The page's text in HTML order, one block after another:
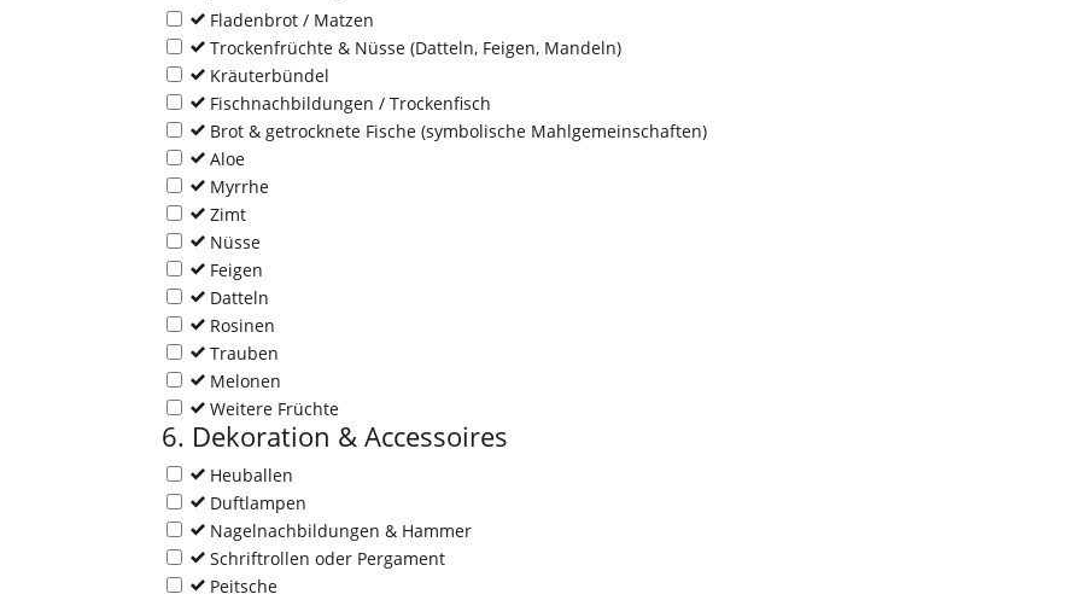
Fladenbrot / Matzen
Trockenfrüchte & Nüsse (Datteln, Feigen, Mandeln)
Kräuterbündel
Fischnachbildungen / Trockenfisch
Brot & getrocknete Fische (symbolische Mahlgemeinschaften)
Aloe
Myrrhe
Zimt
Nüsse
Feigen
Datteln
Rosinen
Trauben
Melonen
Weitere Früchte
6. Dekoration & Accessoires
Heuballen
Duftlampen
Nagelnachbildungen & Hammer
Schriftrollen oder Pergament
Peitsche